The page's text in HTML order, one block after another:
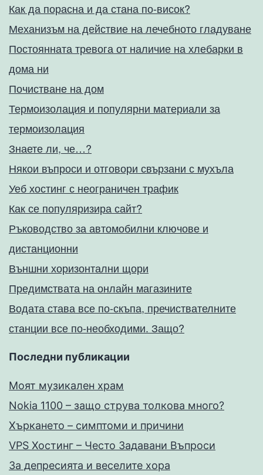
Как да порасна и да стана по-висок?
Механизъм на действие на лечебното гладуване
Постоянната тревога от наличие на хлебарки в
дома ни
Почистване на дом
Термоизолация и популярни материали за
термоизолация
Знаете ли, че…?
Някои въпроси и отговори свързани с мухъла
Уеб хостинг с неограничен трафик
Как се популяризира сайт?
Ръководство за автомобилни ключове и
дистанционни
Външни хоризонтални щори
Предимствата на онлайн магазините
Водата става все по-скъпа, пречиствателните
станции все по-необходими. Защо?
Последни публикации
Моят музикален храм
Nokia 1100 – защо струва толкова много?
Хъркането – симптоми и причини
VPS Хостинг – Често Задавани Въпроси
За депресията и веселите хора